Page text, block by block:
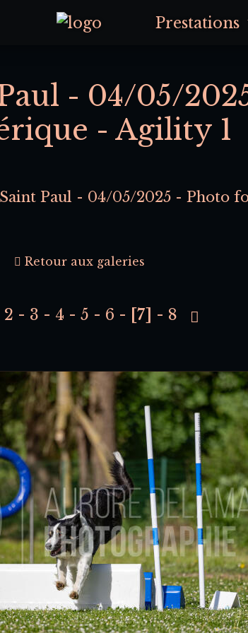
- 04/05/
- Agility 1
Paul - 04/05/2025 - Photo
Retour aux galeries
2 - 3 - 4 - 5 - 6 - [7] - 8
Prestations